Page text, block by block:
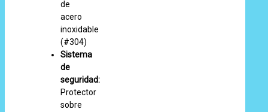
de
acero
inoxidable
(#304)
Sistema
de
seguridad:
Protector
sobre